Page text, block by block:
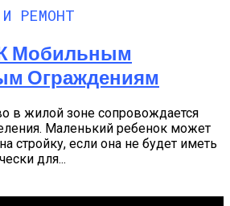
РЕМОНТ
Мобильным
Ограждениям
в жилой зоне сопровождается
Маленький ребенок может
стройку, если она не будет иметь
для...